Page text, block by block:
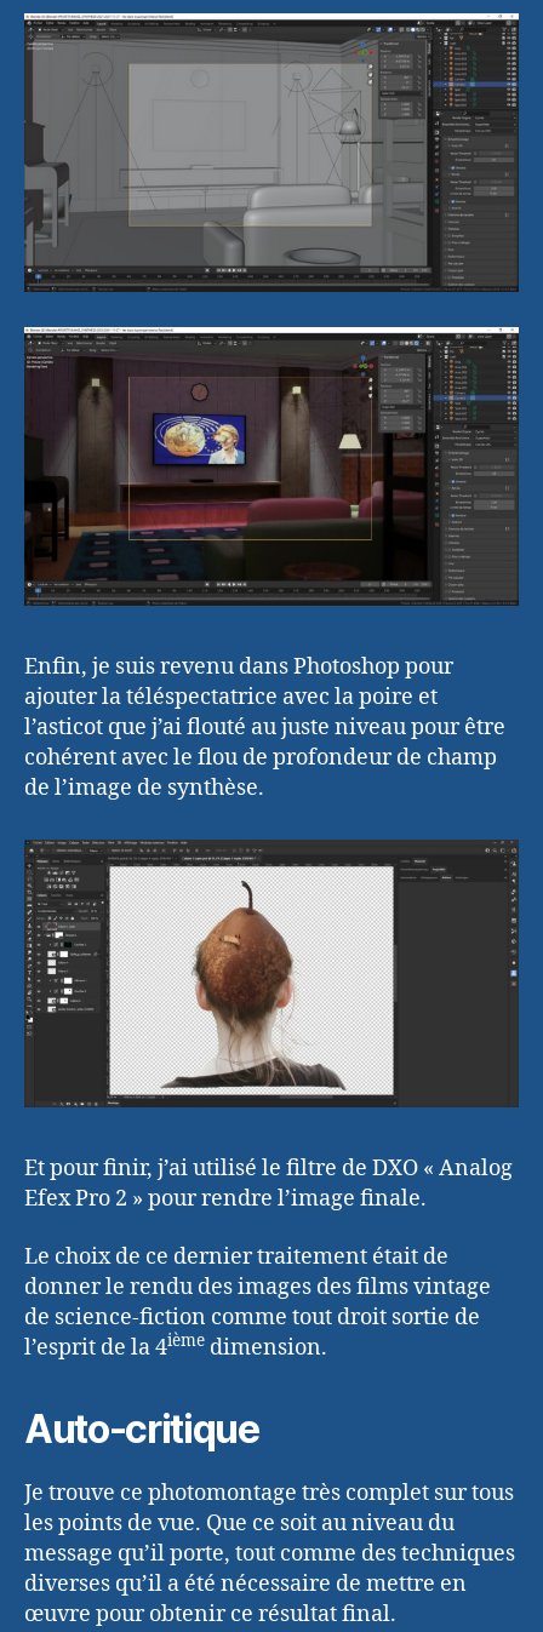
Enfin, je suis revenu dans Photoshop pour
ajouter la téléspectatrice avec la poire et
l’asticot que j’ai flouté au juste niveau pour être
cohérent avec le flou de profondeur de champ
de l’image de synthèse.
Et pour finir, j’ai utilisé le filtre de DXO « Analog
Efex Pro 2 » pour rendre l’image finale.
Le choix de ce dernier traitement était de
donner le rendu des images des films vintage
de science-fiction comme tout droit sortie de
l’esprit de la 4ième dimension.
Auto-critique
Je trouve ce photomontage très complet sur tous
les points de vue. Que ce soit au niveau du
message qu’il porte, tout comme des techniques
diverses qu’il a été nécessaire de mettre en
œuvre pour obtenir ce résultat final.